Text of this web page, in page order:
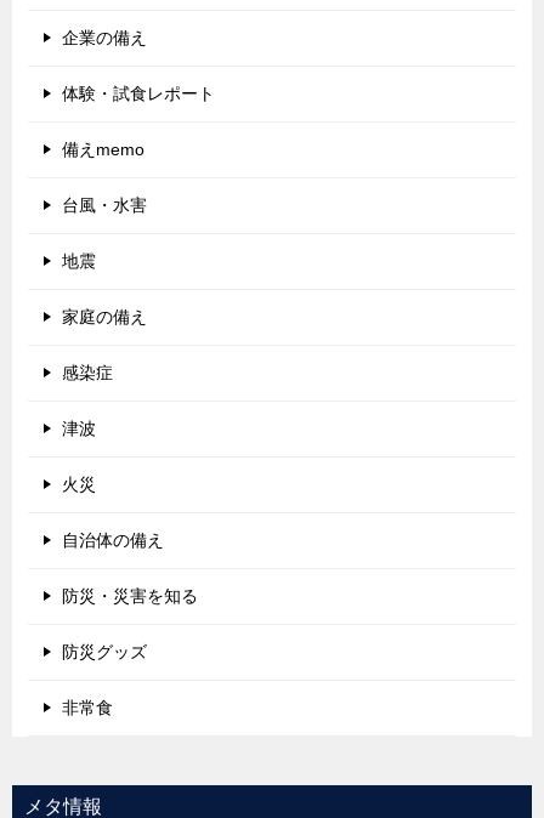
企業の備え
体験・試食レポート
備えmemo
台風・水害
地震
家庭の備え
感染症
津波
火災
自治体の備え
防災・災害を知る
防災グッズ
非常食
メタ情報